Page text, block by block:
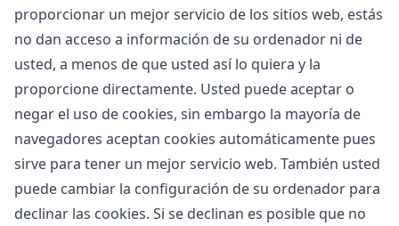
proporcionar un mejor servicio de los sitios web, estás
no dan acceso a información de su ordenador ni de
usted, a menos de que usted así lo quiera y la
proporcione directamente. Usted puede aceptar o
negar el uso de cookies, sin embargo la mayoría de
navegadores aceptan cookies automáticamente pues
sirve para tener un mejor servicio web. También usted
puede cambiar la configuración de su ordenador para
declinar las cookies. Si se declinan es posible que no